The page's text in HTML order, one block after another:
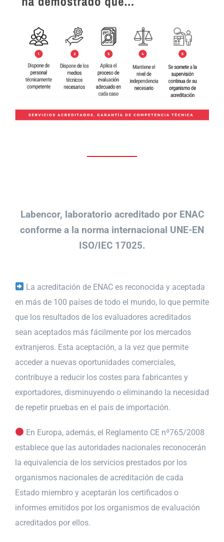
Labencor, laboratorio acreditado por ENAC
conforme a la norma internacional UNE-EN
ISO/IEC 17025.
La acreditación de ENAC es reconocida y aceptada
en más de 100 países de todo el mundo, lo que permite
que los resultados de los evaluadores acreditados
sean aceptados más fácilmente por los mercados
extranjeros. Esta aceptación, a la vez que permite
acceder a nuevas oportunidades comerciales,
contribuye a reducir los costes para fabricantes y
exportadores, disminuyendo o eliminando la necesidad
de repetir pruebas en el país de importación.
En Europa, además, el Reglamento CE nº765/2008
establece que las autoridades nacionales reconocerán
la equivalencia de los servicios prestados por los
organismos nacionales de acreditación de cada
Estado miembro y aceptarán los certificados o
informes emitidos por los organismos de evaluación
acreditados por ellos.